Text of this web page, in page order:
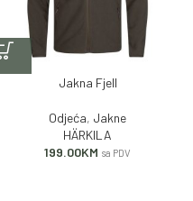
Jakna Fjell
Odjeća, Jakne
HÄRKILA
199.00KM sa PDV